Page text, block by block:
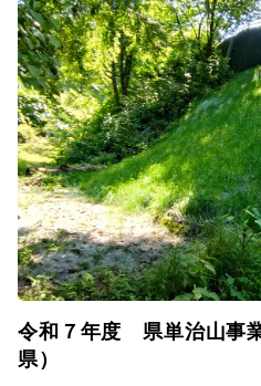
令和７年度 県単治山事
県）